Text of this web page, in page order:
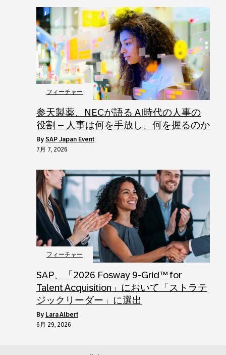
フィーチャー
参天製薬、NECが語る AI時代の人事の
役割 – 人事は何を手放し、何を握るのか
by SAP Japan Event
7月 7, 2026
フィーチャー
SAP、「2026 Fosway 9-Grid™ for
Talent Acquisition」において「ストラテ
ジックリーダー」に選出
by Lara Albert
6月 29, 2026